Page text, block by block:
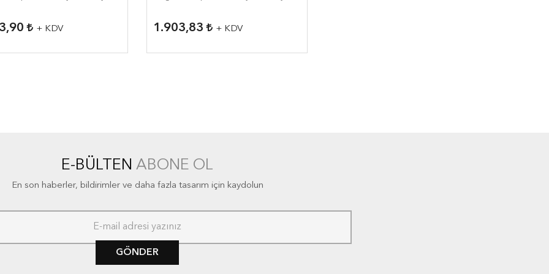
+ KDV 1.903,83 + KDV
E-BÜLTEN ABONE OL
En son haberler, bildirimler ve daha fazla tasarım için kaydolun
GÖNDER